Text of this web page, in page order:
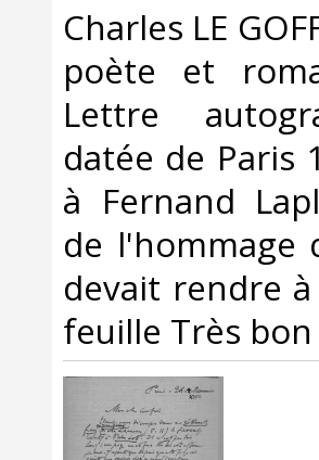
‎Charles LE
poète et
Lettre
datée de Paris
à Fernand
de l'hommage
devait rendre
feuille Très bon